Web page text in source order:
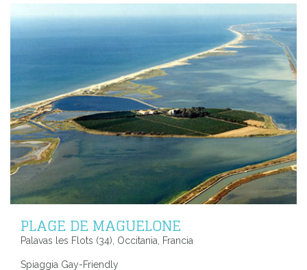
PLAGE DE MAGUELONE
Palavas les Flots (34), Occitania, Francia
Spiaggia Gay-Friendly